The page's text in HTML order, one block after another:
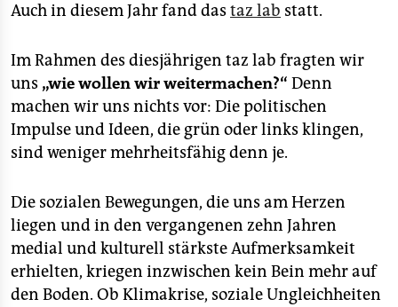
epaper login
Auch in diesem Jahr fand das taz lab statt.
Im Rahmen des diesjährigen taz lab fragten wir
uns „wie wollen wir weitermachen?“ Denn
machen wir uns nichts vor: Die politischen
Impulse und Ideen, die grün oder links klingen,
sind weniger mehrheitsfähig denn je.
Die sozialen Bewegungen, die uns am Herzen
liegen und in den vergangenen zehn Jahren
medial und kulturell stärkste Aufmerksamkeit
erhielten, kriegen inzwischen kein Bein mehr auf
den Boden. Ob Klimakrise, soziale Ungleichheiten